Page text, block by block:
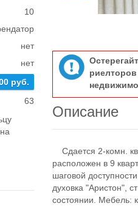
10
нет
нет
руб.
63
Описание
Сдается 2-комн.
расположен в 9
шаговой
духовка "Аристон",
состоянии. Мебель: